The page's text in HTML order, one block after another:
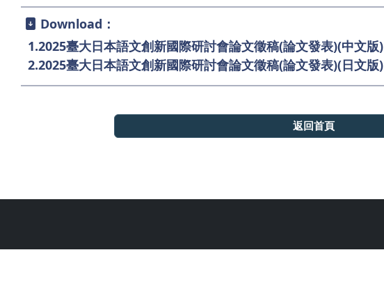
Download：
1.2025臺大日本語文創新國際研討會論文徵稿(論文發表)(中文版)
2.2025臺大日本語文創新國際研討會論文徵稿(論文發表)(日文版)
返回首頁